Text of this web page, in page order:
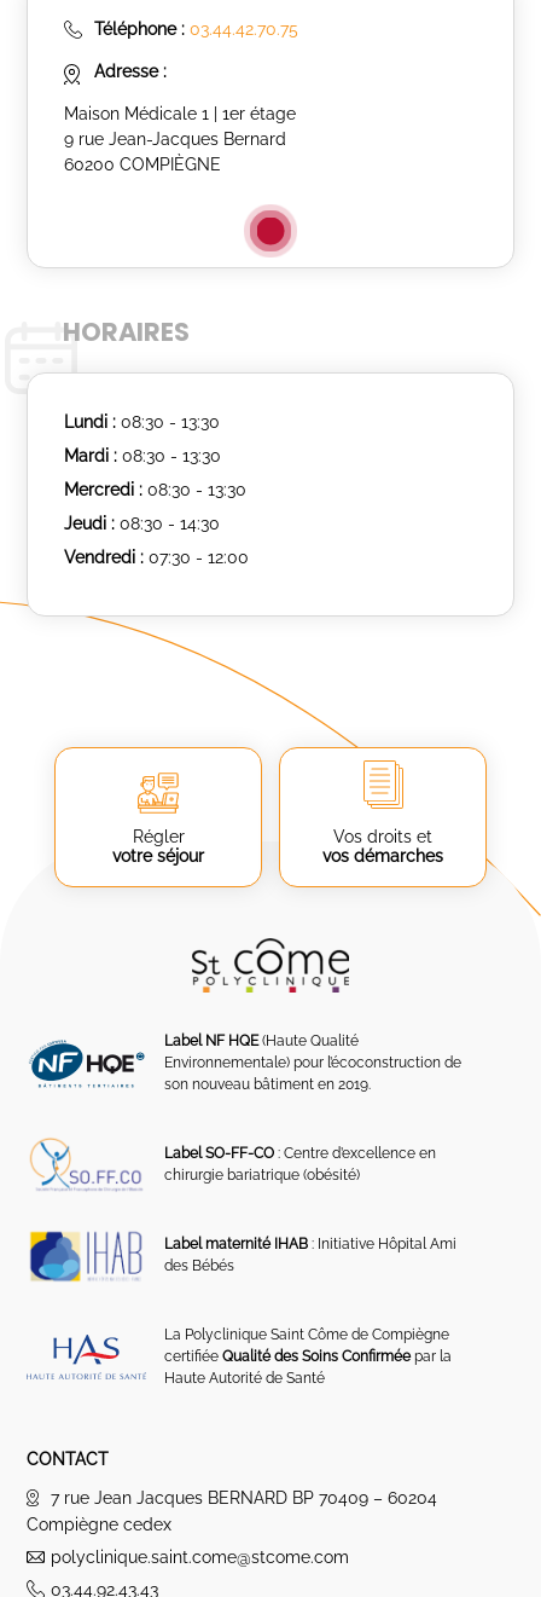
Téléphone : 03.44.42.70.75
Adresse :
Maison Médicale 1 | 1er étage
9 rue Jean-Jacques Bernard
60200 COMPIÈGNE
HORAIRES
Lundi : 08:30 - 13:30
Mardi : 08:30 - 13:30
Mercredi : 08:30 - 13:30
Jeudi : 08:30 - 14:30
Vendredi : 07:30 - 12:00
Régler
votre séjour
Vos droits et
vos démarches
Label NF HQE(Haute Qualité
Environnementale) pour l’écoconstruction de
son nouveau bâtiment en 2019.
Label SO-FF-CO : Centre d’excellence en
chirurgie bariatrique (obésité)
Label maternité IHAB : Initiative Hôpital Ami
des Bébés
La Polyclinique Saint Côme de Compiègne
certifiéeQualité des Soins Confirméepar la
Haute Autorité de Santé
CONTACT
7 rue Jean Jacques BERNARD BP 70409 – 60204
Compiègne cedex
polyclinique.saint.come@stcome.com
03.44.92.43.43